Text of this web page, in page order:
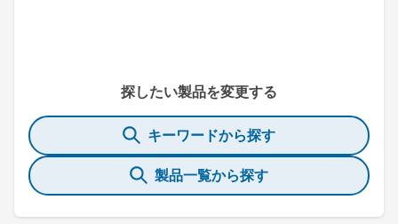
探したい製品を変更する
キーワードから探す
製品一覧から探す